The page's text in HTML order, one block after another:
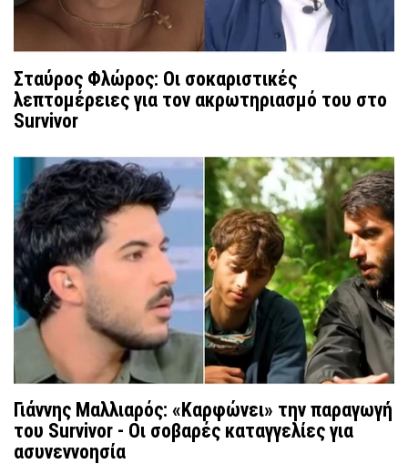
Σταύρος Φλώρος: Οι σοκαριστικές
λεπτομέρειες για τον ακρωτηριασμό του στο
Survivor
Γιάννης Μαλλιαρός: «Καρφώνει» την παραγωγή
του Survivor - Οι σοβαρές καταγγελίες για
ασυνεννοησία